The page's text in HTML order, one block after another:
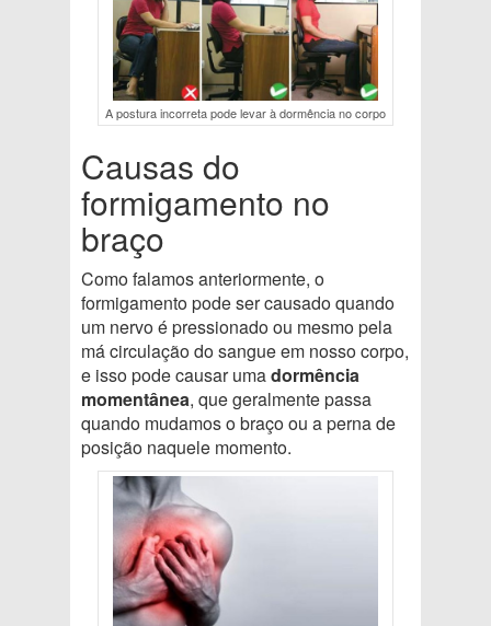
A postura incorreta pode levar à dormência no corpo
Causas do
formigamento no
braço
Como falamos anteriormente, o
formigamento pode ser causado quando
um nervo é pressionado ou mesmo pela
má circulação do sangue em nosso corpo,
e isso pode causar umadormência
momentânea, que geralmente passa
quando mudamos o braço ou a perna de
posição naquele momento.